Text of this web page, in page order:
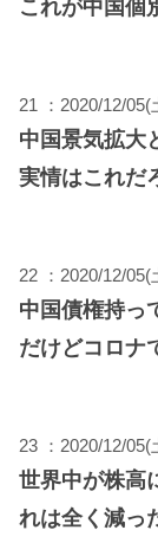
これが中国個
21 ：2020/12/
中国景気拡大
実情はこれだ
22 ：2020/12/05(
中国債権持っ
だけどコロナ
23 ：2020/12/
世界中が株高
れは全く減っ